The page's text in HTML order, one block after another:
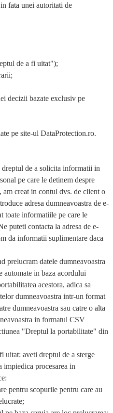
fata unei autoritati de
de a fi uitat");
decizii bazate exclusiv pe
pe site-ul DataProtection.ro.
dreptul de a solicita informatii in
pe care le detinem despre
am creat in contul dvs. de client o
adresa dumneavoastra de e-
toate informatiile pe care le
puteti contacta la adresa de e-
da informatii suplimentare daca
prelucram datele dumneavoastra
automate in baza acordului
acestora, adica sa
dumneavoastra intr-un format
dumneavoastra sau catre o alta
in formatul CSV
"Dreptul la portabilitate" din
uitat: aveti dreptul de a sterge
impiedica procesarea in
pentru scopurile pentru care au